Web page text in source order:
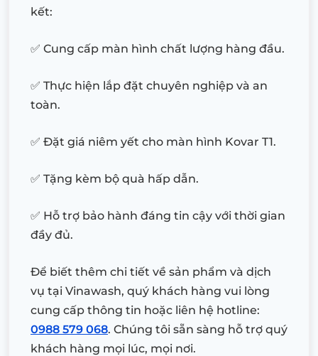
kết:
✅ Cung cấp màn hình chất lượng hàng đầu.
✅ Thực hiện lắp đặt chuyên nghiệp và an
toàn.
✅ Đặt giá niêm yết cho màn hình Kovar T1.
✅ Tặng kèm bộ quà hấp dẫn.
✅ Hỗ trợ bảo hành đáng tin cậy với thời gian
đầy đủ.
Để biết thêm chi tiết về sản phẩm và dịch
vụ tại Vinawash, quý khách hàng vui lòng
cung cấp thông tin hoặc liên hệ hotline:
0988 579 068. Chúng tôi sẵn sàng hỗ trợ quý
khách hàng mọi lúc, mọi nơi.